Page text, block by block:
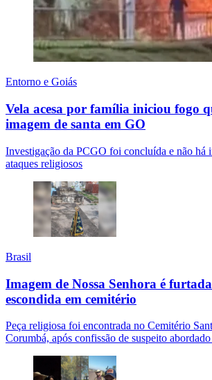
Entorno e Goiás
Vela acesa por família iniciou fogo
imagem de santa em GO
Investigação da PCGO foi concluída e não há
ataques religiosos
Brasil
Imagem de Nossa Senhora é
escondida em cemitério
Peça religiosa foi encontrada no Cemitério
Corumbá, após confissão de suspeito